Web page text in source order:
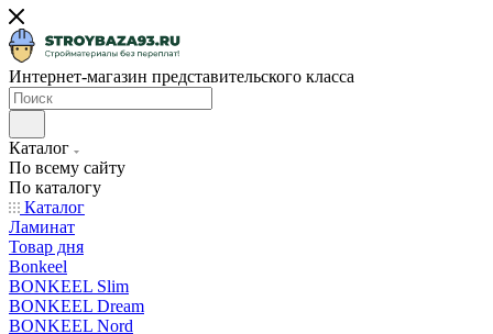
Интернет-магазин представительского класса
Каталог
По всему сайту
По каталогу
Каталог
Ламинат
Товар дня
Bonkeel
BONKEEL Slim
BONKEEL Dream
BONKEEL Nord